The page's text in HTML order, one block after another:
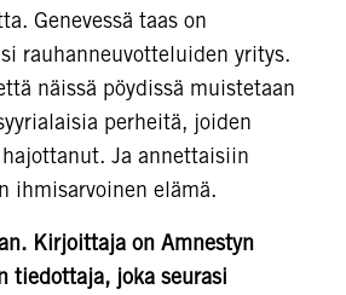
Genevessä taas on
rauhanneuvotteluiden yritys.
näissä pöydissä muistetaan
perheitä, joiden
Ja annettaisiin
ihmisarvoinen elämä.
Kirjoittaja on Amnestyn
tiedottaja, joka seurasi